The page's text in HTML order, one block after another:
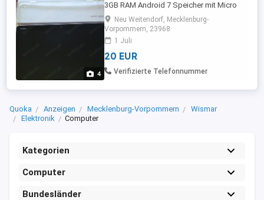
4
3GB RAM Android 7 Speicher mit Micro
SD erweiterbar auf Werkseinstellung
zurückgesetzt in sehr gutem, gebrauchten
Zustand kaum sichtbare kleine Kratzer auf
Originalverpackung mit Lade Netzteil und
USB-Ladekabel aus tierfreiem ...
Neu Weitendorf, Mecklenburg-
Vorpommern, 23968
1 Juli
20 EUR
Verifizierte Telefonnummer
Quoka Anzeigen Mecklenburg-Vorpommern
Wismar
Elektronik
Computer
Kategorien
Computer
Bundesländer